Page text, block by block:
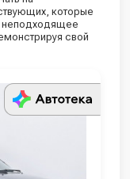
которые
неподходящее
свой